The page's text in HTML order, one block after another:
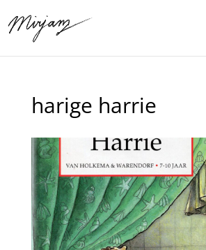
harige harrie